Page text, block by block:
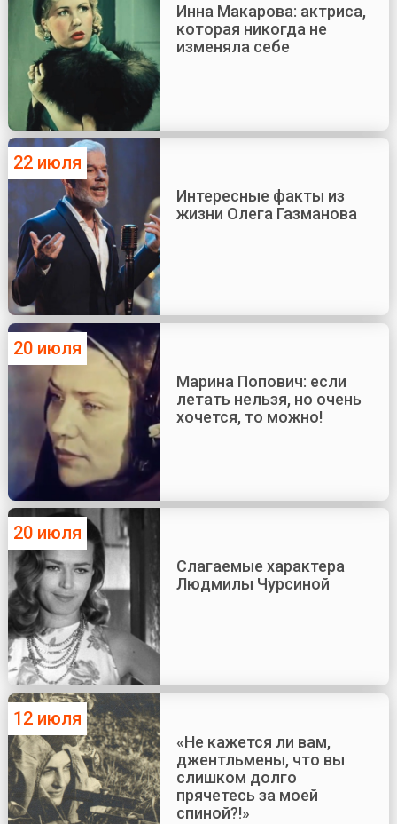
Инна Макарова: актриса,
которая никогда не
изменяла себе
22 июля
Интересные факты из
жизни Олега Газманова
20 июля
Марина Попович: если
летать нельзя, но очень
хочется, то можно!
20 июля
Слагаемые характера
Людмилы Чурсиной
12 июля
«Не кажется ли вам,
джентльмены, что вы
слишком долго
прячетесь за моей
спиной?!»